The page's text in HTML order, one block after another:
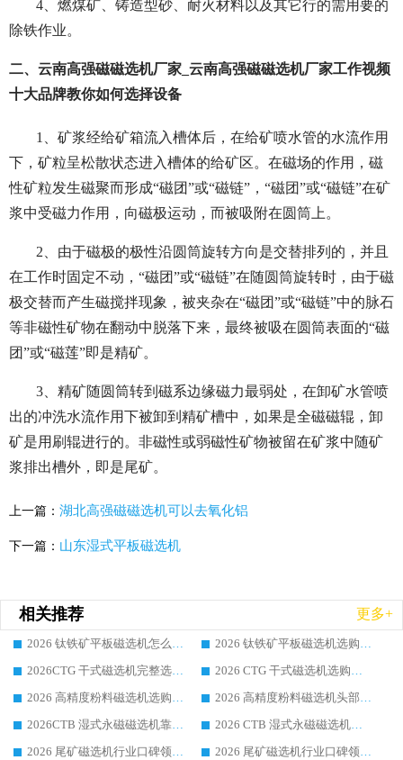
4、燃煤矿、铸造型砂、耐火材料以及其它行的需用要的
除铁作业。
二、云南高强磁磁选机厂家_云南高强磁磁选机厂家工作视频
十大品牌教你如何选择设备
1、矿浆经给矿箱流入槽体后，在给矿喷水管的水流作用
下，矿粒呈松散状态进入槽体的给矿区。在磁场的作用，磁
性矿粒发生磁聚而形成“磁团”或“磁链”，“磁团”或“磁链”在矿
浆中受磁力作用，向磁极运动，而被吸附在圆筒上。
2、由于磁极的极性沿圆筒旋转方向是交替排列的，并且
在工作时固定不动，“磁团”或“磁链”在随圆筒旋转时，由于磁
极交替而产生磁搅拌现象，被夹杂在“磁团”或“磁链”中的脉石
等非磁性矿物在翻动中脱落下来，最终被吸在圆筒表面的“磁
团”或“磁莲”即是精矿。
3、精矿随圆筒转到磁系边缘磁力最弱处，在卸矿水管喷
出的冲洗水流作用下被卸到精矿槽中，如果是全磁磁辊，卸
矿是用刷辊进行的。非磁性或弱磁性矿物被留在矿浆中随矿
浆排出槽外，即是尾矿。
上一篇： 湖北高强磁磁选机可以去氧化铝
下一篇： 山东湿式平板磁选机
相关推荐 更多+
2026 钛铁矿平板磁选机怎么选 靠谱生产企业实力排行榜选购参考攻略
2026 钛铁矿平板磁选机选购指南 行业口碑优选品牌生产企业实力排行榜
2026CTG 干式磁选机完整选购指南 行业口碑顶尖靠谱生产龙头厂家实力推荐
2026 CTG 干式磁选机选购指南|行业口碑靠谱生产厂家领域强者推荐
2026 高精度粉料磁选机选购全攻略 行业优质品牌华体会手机网页版-华体会(中国) 实力深度解析
2026 高精度粉料磁选机头部厂家选购指南 行业口碑靠谱品牌推荐 领域强者华体会手机网页版-华体会(中国) 解析
2026CTB 湿式永磁磁选机靠谱厂家实力排行榜 铁矿选矿设备采购全流程选购指南
2026 CTB 湿式永磁磁选机选购指南|行业口碑良好品牌推荐，领域强者华体会手机网页版-华体会(中国)
2026 尾矿磁选机行业口碑领域强者，源头直供国内主流厂家华体会手机网页版-华体会(中国) 一站式服务
2026 尾矿磁选机行业口碑领域强者，源头直供国内主流厂家华体会手机网页版-华体会(中国) 一站式服务